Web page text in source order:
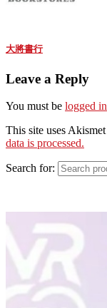
大將書行
Leave a Reply
You must be logged in
This site uses
data is processed.
Search for: